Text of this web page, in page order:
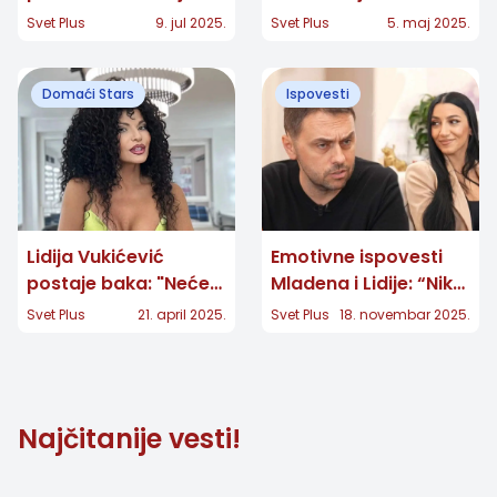
prva reakcija govori
Svet Plus 9. jul 2025.
sam postala najjača
Svet Plus 5. maj 2025.
Domaći Stars
Lidija Vukićević
postaje baka: "Neće
me zvati baba!
Svet Plus 21. april 2025.
Ispovesti
Emotivne ispovesti
Mladena i Lidije: “Niko
ne zna koliko je
Svet Plus 18. novembar 2025.
Najčitanije vesti!